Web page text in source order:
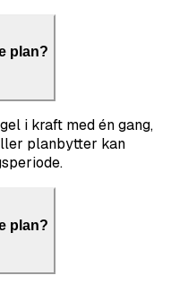
plan?
i kraft med én gang,
planbytter kan
plan?